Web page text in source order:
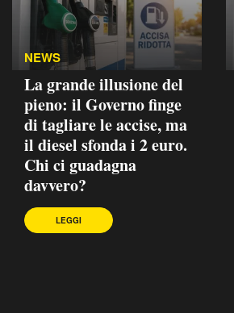
NEWS
La grande illusione del
pieno: il Governo finge
di tagliare le accise, ma
il diesel sfonda i 2 euro.
Chi ci guadagna
davvero?
LEGGI